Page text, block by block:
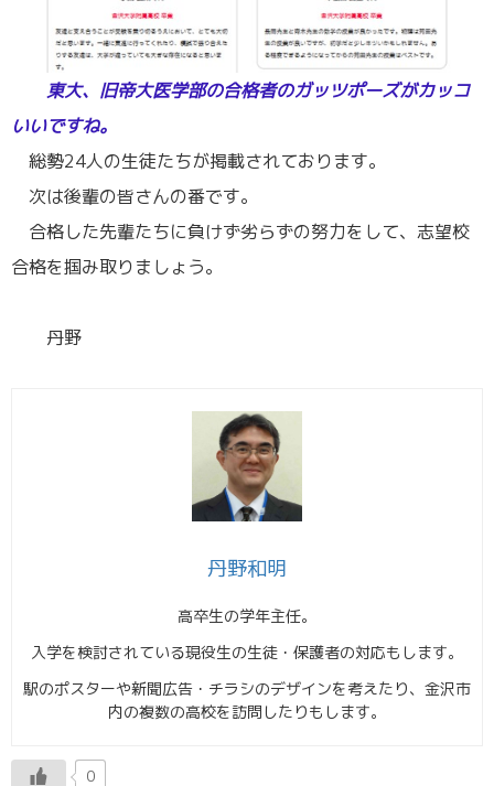
東大、旧帝大医学部の合格者のガッツポーズがカッコ
いいですね。
総勢24人の生徒たちが掲載されております。
次は後輩の皆さんの番です。
合格した先輩たちに負けず劣らずの努力をして、志望校
合格を掴み取りましょう。
丹野
丹野和明
高卒生の学年主任。
入学を検討されている現役生の生徒・保護者の対応もします。
駅のポスターや新聞広告・チラシのデザインを考えたり、金沢市
内の複数の高校を訪問したりもします。
0